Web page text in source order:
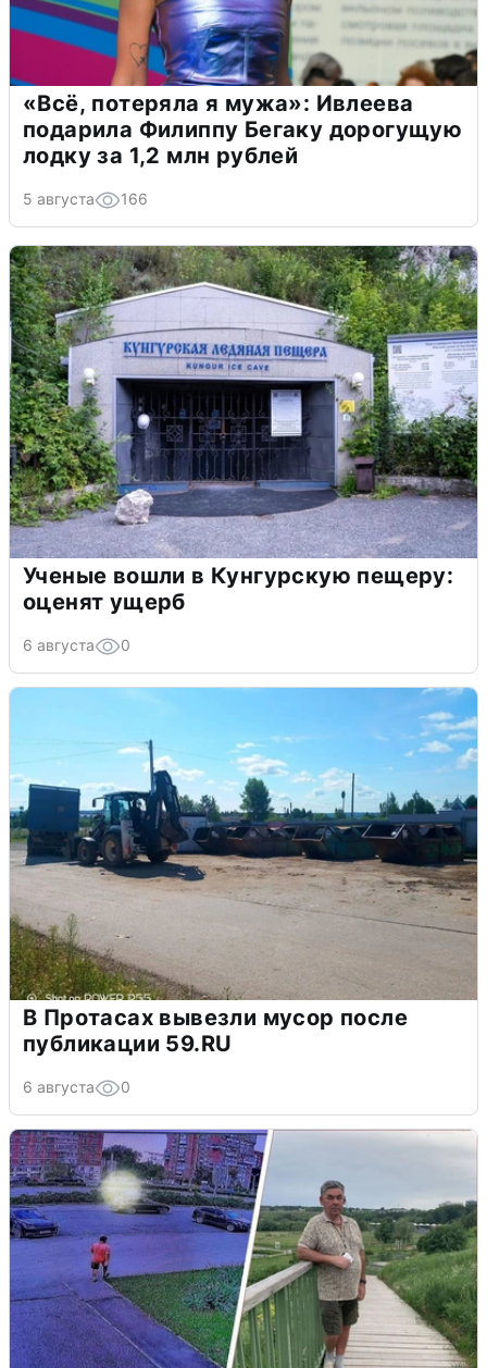
«Всё, потеряла я мужа»: Ивлеева
подарила Филиппу Бегаку дорогущую
лодку за 1,2 млн рублей
5 августа 166
Ученые вошли в Кунгурскую пещеру:
оценят ущерб
6 августа 0
В Протасах вывезли мусор после
публикации 59.RU
6 августа 0